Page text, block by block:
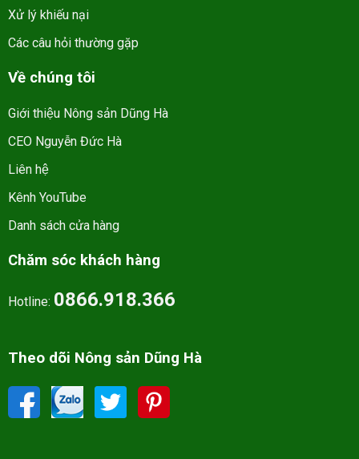
Xử lý khiếu nại
Các câu hỏi thường gặp
Về chúng tôi
Giới thiệu Nông sản Dũng Hà
CEO Nguyễn Đức Hà
Liên hệ
Kênh YouTube
Danh sách cửa hàng
Chăm sóc khách hàng
Hotline: 0866.918.366
Theo dõi Nông sản Dũng Hà